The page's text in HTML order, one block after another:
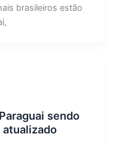
brasileiros estão
sendo